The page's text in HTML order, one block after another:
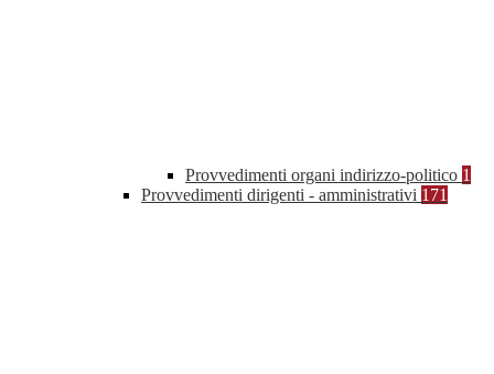
Provvedimenti organi indirizzo-politico 1
Provvedimenti dirigenti - amministrativi 171